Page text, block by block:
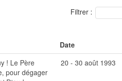
Filtrer :
Date
! Le Père
pour dégager
20 - 30 août 1993